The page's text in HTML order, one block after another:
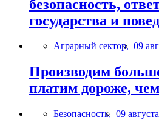
безопасность,
государства и
Аграрный сектор, 09
Производим
платим дороже,
Безопасность, 09